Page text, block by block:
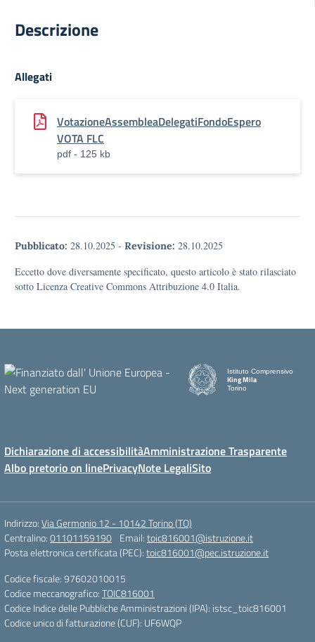
Descrizione
Allegati
VotazioneAssembleaDelegatiFondoEspero
VOTA FLC
pdf - 125 kb
Pubblicato: 28.10.2025 - Revisione: 28.10.2025
Eccetto dove diversamente specificato, questo articolo è stato rilasciato
sotto Licenza Creative Commons Attribuzione 4.0 Italia.
Istituto Comprensivo
King Mila
Torino
Dichiarazione di accessibilitàAmministrazione Trasparente
Albo pretorio on linePrivacyNote LegaliSito
Indirizzo:Via Germonio 12 - 10142 Torino (TO)
Centralino:01101159190 Email:toic816001@istruzione.it
Posta elettronica certificata (PEC):toic816001@pec.istruzione.it
Codice fiscale: 97602010015
Codice meccanografico:TOIC816001
Codice Indice delle Pubbliche Amministrazioni (IPA): istsc_toic816001
Codice unico di fatturazione (CUF): UF6WQP